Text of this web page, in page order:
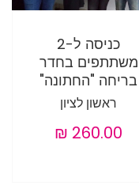
כניסה ל-2
משתתפים בחדר
בריחה "החתונה"
ראשון לציון